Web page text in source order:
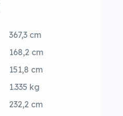
367,3 cm
168,2 cm
151,8 cm
1.335 kg
232,2 cm